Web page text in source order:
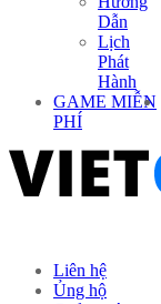
Dẫn
Lịch
Phát
Hành
GAME MIỄN
PHÍ
Liên hệ
Ủng hộ